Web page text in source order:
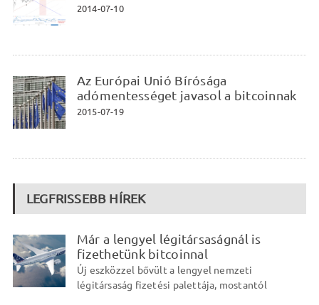
2014-07-10
Az Európai Unió Bírósága
adómentességet javasol a bitcoinnak
2015-07-19
LEGFRISSEBB HÍREK
Már a lengyel légitársaságnál is
fizethetünk bitcoinnal
Új eszközzel bővült a lengyel nemzeti
légitársaság fizetési palettája, mostantól